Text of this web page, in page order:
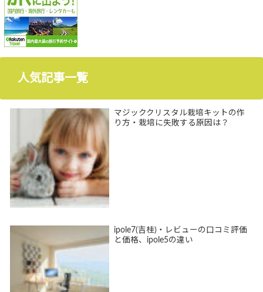
人気記事一覧
マジッククリスタル栽培キットの作
り方・栽培に失敗する原因は？
ipole7(吉桂)・レビューの口コミ評価
と価格、ipole5の違い